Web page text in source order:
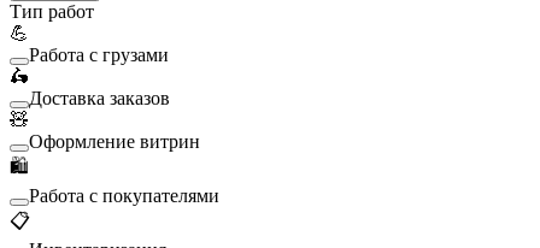
Тип работ
💪
Работа с грузами
🛵
Доставка заказов
🧸
Оформление витрин
🛍️
Работа с покупателями
📋